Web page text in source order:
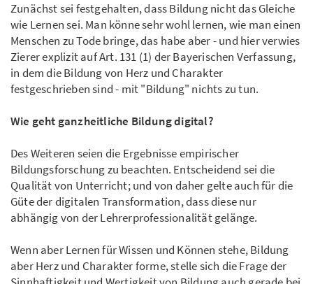
Zunächst sei festgehalten, dass Bildung nicht das Gleiche
wie Lernen sei. Man könne sehr wohl lernen, wie man einen
Menschen zu Tode bringe, das habe aber - und hier verwies
Zierer explizit auf Art. 131 (1) der Bayerischen Verfassung,
in dem die Bildung von Herz und Charakter
festgeschrieben sind - mit "Bildung" nichts zu tun.
Wie geht ganzheitliche Bildung digital?
Des Weiteren seien die Ergebnisse empirischer
Bildungsforschung zu beachten. Entscheidend sei die
Qualität von Unterricht; und von daher gelte auch für die
Güte der digitalen Transformation, dass diese nur
abhängig von der Lehrerprofessionalität gelänge.
Wenn aber Lernen für Wissen und Können stehe, Bildung
aber Herz und Charakter forme, stelle sich die Frage der